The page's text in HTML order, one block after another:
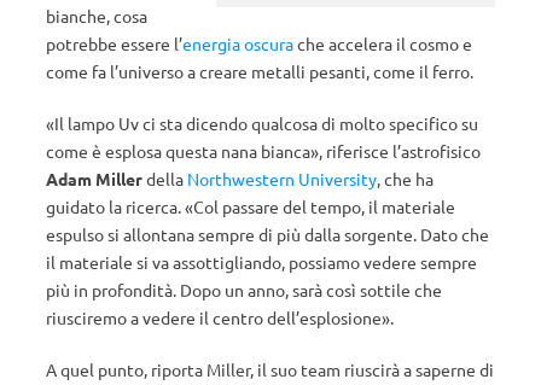
bianche, cosa
potrebbe essere l’energia oscurache accelera il cosmo e
come fa l’universo a creare metalli pesanti, come il ferro.
«Il lampo Uv ci sta dicendo qualcosa di molto specifico su
come è esplosa questa nana bianca», riferisce l’astrofisico
Adam Millerdella Northwestern University, che ha
guidato la ricerca. «Col passare del tempo, il materiale
espulso si allontana sempre di più dalla sorgente. Dato che
il materiale si va assottigliando, possiamo vedere sempre
più in profondità. Dopo un anno, sarà così sottile che
riusciremo a vedere il centro dell’esplosione».
A quel punto, riporta Miller, il suo team riuscirà a saperne di